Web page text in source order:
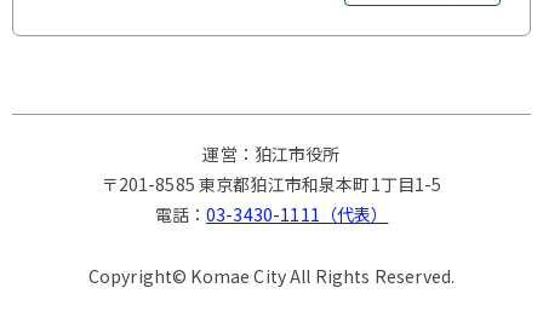
運営：狛江市役所
〒201-8585 東京都狛江市和泉本町1丁目1-5
電話：03-3430-1111（代表）
Copyright© Komae City All Rights Reserved.